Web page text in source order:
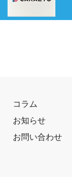
コラム
お知らせ
お問い合わせ